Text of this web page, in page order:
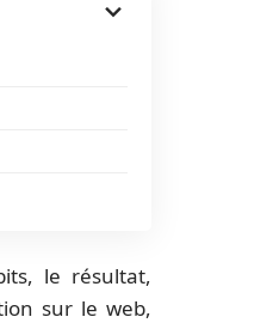
le résultat,
sur le web,